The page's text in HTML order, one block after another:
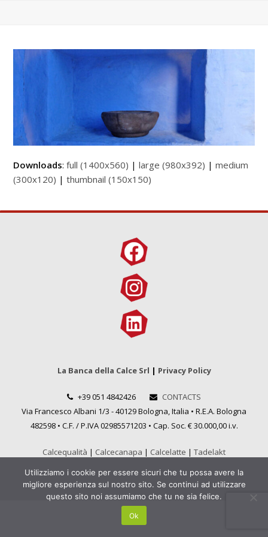
Downloads:full (1400x560) |large (980x392) |medium
(300x120) |thumbnail (150x150)
La Banca della Calce Srl | Privacy Policy
+39 051 4842426
CONTACTS
Via Francesco Albani 1/3 - 40129 Bologna, Italia • R.E.A. Bologna
482598 • C.F. / P.IVA 02985571203 • Cap. Soc. € 30.000,00 i.v.
Calcequalità | Calcecanapa | Calcelatte | Tadelakt
Utilizziamo i cookie per essere sicuri che tu possa avere la
migliore esperienza sul nostro sito. Se continui ad utilizzare
questo sito noi assumiamo che tu ne sia felice.
Ok